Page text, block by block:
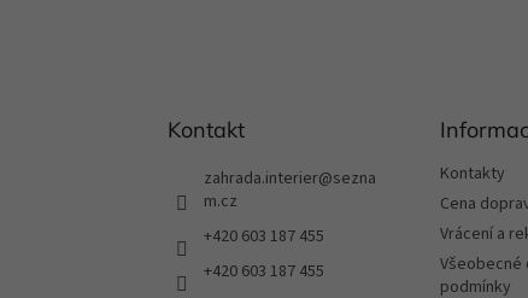
Kontakt
zahrada.interier@sezna
m.cz
+420 603 187 455
+420 603 187 455
Kontakty
Cena
Vrácení a
Všeobecné
podmínky